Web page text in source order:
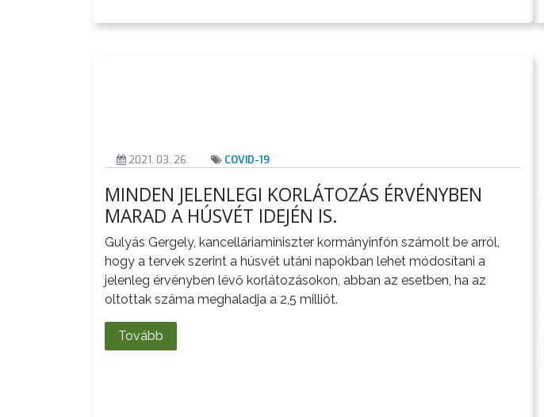
ÖNKORMÁNYZAT
KÉPVISELŐ-
TESTÜLET
2021. 03. 26. COVID-19
MINDEN JELENLEGI KORLÁTOZÁS ÉRVÉNYBEN
MARAD A HÚSVÉT IDEJÉN IS.
Gulyás Gergely, kancelláriaminiszter kormányinfón számolt be arról,
hogy a tervek szerint a húsvét utáni napokban lehet módosítani a
jelenleg érvényben lévő korlátozásokon, abban az esetben, ha az
oltottak száma meghaladja a 2,5 milliót.
Tovább